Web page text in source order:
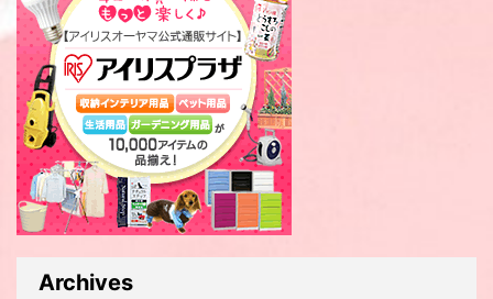
Archives